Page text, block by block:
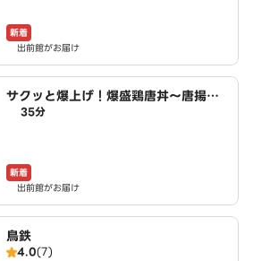
新着
出前館がお届け
サクッと爆上げ！爆盛鶏唐丼～唐揚げ
商店鳥一ミート 小木西店
35分
新着
出前館がお届け
鳥鉄
4.0(7)